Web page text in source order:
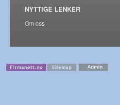
NYTTIGE LENKER
Om oss
Admin